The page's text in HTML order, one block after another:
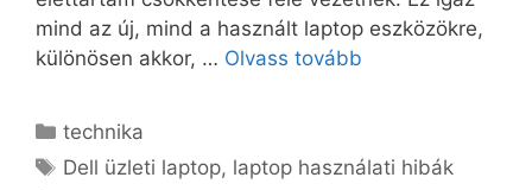
mind az új, mind a használt laptop eszközökre,
különösen akkor, … Olvass tovább
Kategória
technika
Címkék
Dell üzleti laptop, laptop használati hibák